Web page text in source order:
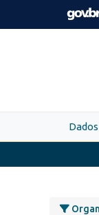
Skip to main content
Dados